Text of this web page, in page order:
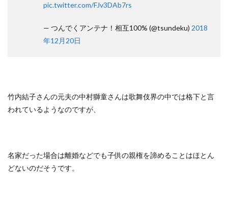
pic.twitter.com/FJv3DAb7rs
— つんでくアンテナ！相互100% (@tsundeku) 2018
年12月20日
竹内結子さんの元夫の中村獅童さんは歌舞伎界の中では格下と言
われているようなのですが、
名家だった場合は離婚などでも子供の親権を諦めることはほとん
どないのだそうです。